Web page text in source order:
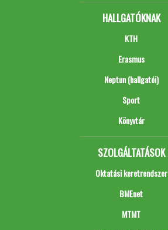
HALLGATÓKNAK
KTH
Erasmus
Neptun (hallgatói)
Sport
Könyvtár
SZOLGÁLTATÁSOK
Oktatási keretrendszer
BMEnet
MTMT